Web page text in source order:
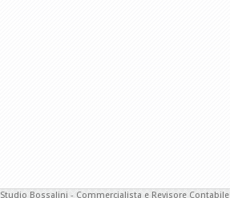
Studio Bossalini - Commercialista e Revisore Contabile